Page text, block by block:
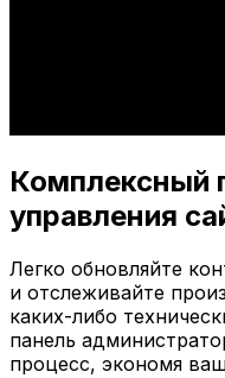
Комплексный
управления
Легко обновляйте
и отслеживайте
каких-либо
панель
процесс, экономя